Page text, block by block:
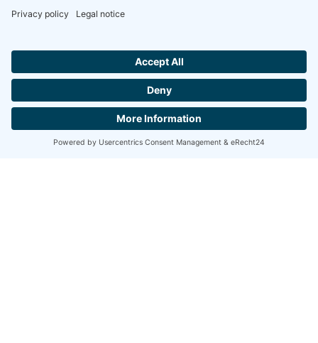
Linseis Shanghai Científico Sala 120, Edificio T3, No.1220
+86-21-50550642 Hallo ich bin LINAI! Wie kann ich dir
CONTACTA CON NOSOTROS